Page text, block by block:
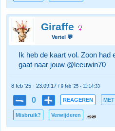
Giraffe
Vertel 💬
Ik heb de kaart vol. Zoon
gaat naar jouw @leeuwin70
8 feb '25 - 23:09:17 / 9 feb '25 - 11:14:33
0 REAGEREN
Misbruik? Verwijderen